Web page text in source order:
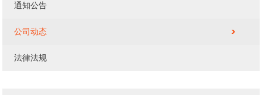
通知公告
公司动态
法律法规